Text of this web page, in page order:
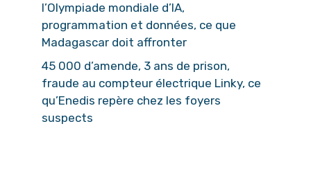
l’Olympiade mondiale d’IA,
programmation et données, ce que
Madagascar doit affronter
45 000 d’amende, 3 ans de prison,
fraude au compteur électrique Linky, ce
qu’Enedis repère chez les foyers
suspects